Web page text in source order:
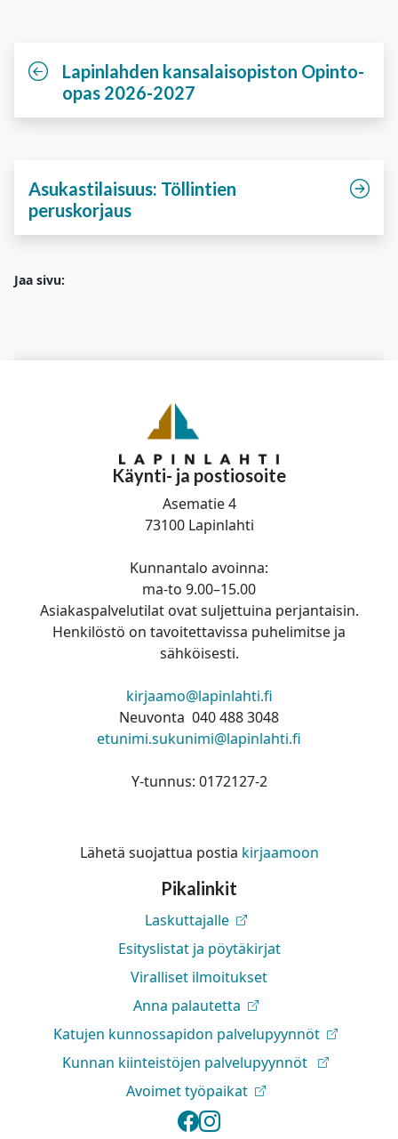
Lapinlahden kansalaisopiston Opinto-
opas 2026-2027
Asukastilaisuus: Töllintien
peruskorjaus
Jaa sivu:
Lapinlahden kunta
Lapinlahden
Käynti- ja postiosoite
Asematie 4
73100 Lapinlahti
Kunnantalo avoinna:
ma-to 9.00–15.00
Asiakaspalvelutilat ovat suljettuina perjantaisin.
Henkilöstö on tavoitettavissa puhelimitse ja
sähköisesti.
kirjaamo@lapinlahti.fi
Neuvonta 040 488 3048
etunimi.sukunimi@lapinlahti.fi
Y-tunnus: 0172127-2
Lähetä suojattua postia kirjaamoon
Pikalinkit
Laskuttajalle
Esityslistat ja pöytäkirjat
Viralliset ilmoitukset
Anna palautetta
Katujen kunnossapidon palvelupyynnöt
Kunnan kiinteistöjen palvelupyynnöt
Avoimet työpaikat